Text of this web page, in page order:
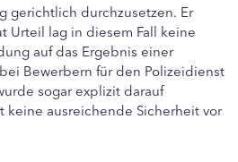
gerichtlich durchzusetzen. Er
Urteil lag in diesem Fall keine
auf das Ergebnis einer
Bewerbern für den Polizeidienst
sogar explizit darauf
ausreichende Sicherheit vor